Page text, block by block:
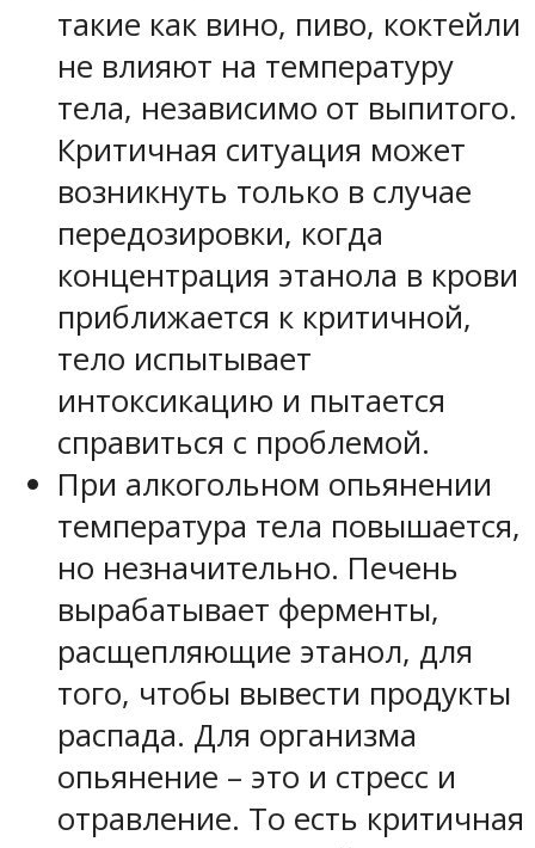
такие как вино, пиво, коктейли
не влияют на температуру
тела, независимо от выпитого.
Критичная ситуация может
возникнуть только в случае
передозировки, когда
концентрация этанола в крови
приближается к критичной,
тело испытывает
интоксикацию и пытается
справиться с проблемой.
При алкогольном опьянении
температура тела повышается,
но незначительно. Печень
вырабатывает ферменты,
расщепляющие этанол, для
того, чтобы вывести продукты
распада. Для организма
опьянение – это и стресс и
отравление. То есть критичная